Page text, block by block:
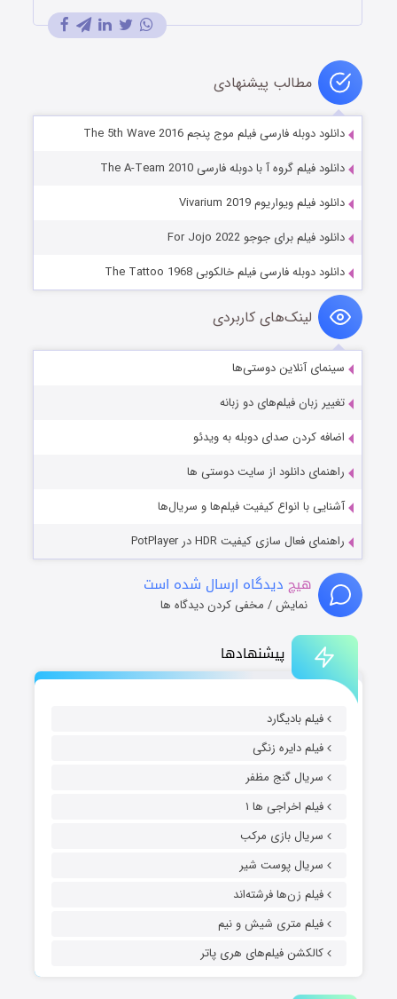
پیشنهادها
فیلم بادیگارد
فیلم دایره زنگی
سریال گنج مظفر
فیلم اخراجی ها ۱
سریال بازی مرکب
سریال پوست شیر
فیلم زن‌ها فرشته‌اند
فیلم متری شیش و نیم
کالکشن فیلم‌های هری پاتر
مطالب پیشنهادی
دانلود دوبله فارسی فیلم موج پنجم The 5th Wave 2016
دانلود فیلم گروه آ با دوبله فارسی The A-Team 2010
دانلود فیلم ویواریوم Vivarium 2019
دانلود فیلم برای جوجو For Jojo 2022
دانلود دوبله فارسی فیلم خالکوبی The Tattoo 1968
لینک‌های کاربردی
سینمای آنلاین دوستی‌ها
تغییر زبان فیلم‌های دو زبانه
اضافه کردن صدای دوبله به ویدئو
راهنمای دانلود از سایت دوستی ها
آشنایی با انواع کیفیت فیلم‌ها و سریال‌ها
راهنمای فعال سازی کیفیت HDR در PotPlayer
هیچ دیدگاه ارسال شده است
نمایش / مخفی کردن دیدگاه ها